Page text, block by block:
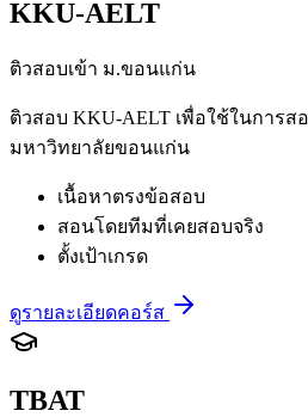
KKU-AELT
ติวสอบเข้า ม.ขอนแก่น
ติวสอบ KKU-AELT เพื่อใช้ในการส
มหาวิทยาลัยขอนแก่น
เนื้อหาตรงข้อสอบ
สอนโดยทีมที่เคยสอบจริง
ตั้งเป้าเกรด
ดูรายละเอียดคอร์ส
TBAT